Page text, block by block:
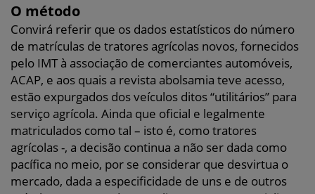
O método
Convirá referir que os dados estatísticos do número
de matrículas de tratores agrícolas novos, fornecidos
pelo IMT à associação de comerciantes automóveis,
ACAP, e aos quais a revista abolsamia teve acesso,
estão expurgados dos veículos ditos “utilitários” para
serviço agrícola. Ainda que oficial e legalmente
matriculados como tal – isto é, como tratores
agrícolas -, a decisão continua a não ser dada como
pacífica no meio, por se considerar que desvirtua o
mercado, dada a especificidade de uns e de outros